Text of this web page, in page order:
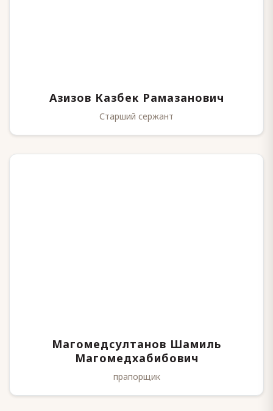
Азизов Казбек Рамазанович
Старший сержант
Магомедсултанов Шамиль
Магомедхабибович
прапорщик